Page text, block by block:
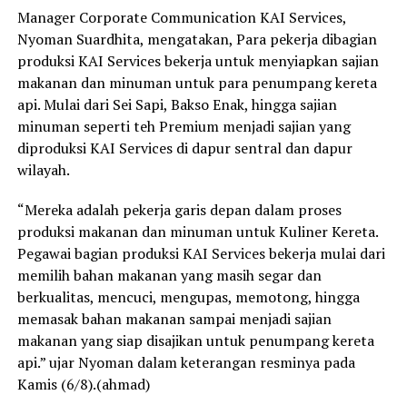
Manager Corporate Communication KAI Services,
Nyoman Suardhita, mengatakan, Para pekerja dibagian
produksi KAI Services bekerja untuk menyiapkan sajian
makanan dan minuman untuk para penumpang kereta
api. Mulai dari Sei Sapi, Bakso Enak, hingga sajian
minuman seperti teh Premium menjadi sajian yang
diproduksi KAI Services di dapur sentral dan dapur
wilayah.
“Mereka adalah pekerja garis depan dalam proses
produksi makanan dan minuman untuk Kuliner Kereta.
Pegawai bagian produksi KAI Services bekerja mulai dari
memilih bahan makanan yang masih segar dan
berkualitas, mencuci, mengupas, memotong, hingga
memasak bahan makanan sampai menjadi sajian
makanan yang siap disajikan untuk penumpang kereta
api.” ujar Nyoman dalam keterangan resminya pada
Kamis (6/8).(ahmad)